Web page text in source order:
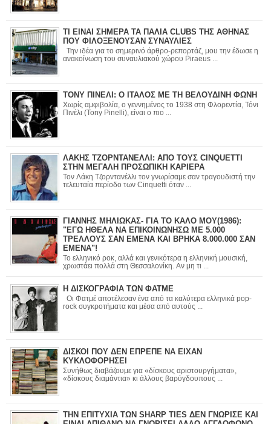
ΤΙ ΕΙΝΑΙ ΣΗΜΕΡΑ ΤΑ ΠΑΛΙΑ CLUBS ΤΗΣ ΑΘΗΝΑΣ
ΠΟΥ ΦΙΛΟΞΕΝΟΥΣΑΝ ΣΥΝΑΥΛΙΕΣ
Την ιδέα για το σημερινό άρθρο-ρεπορτάζ, μου την έδωσε η
ανακοίνωση του συναυλιακού χώρου Piraeus ...
ΤΟΝΥ ΠΙΝΕΛΙ: Ο ΙΤΑΛΟΣ ΜΕ ΤΗ ΒΕΛΟΥΔΙΝΗ ΦΩΝΗ
Χωρίς αμφιβολία, ο γεννημένος το 1938 στη Φλορεντία, Τόνι
Πινέλι (Tony Pinelli), είναι ο πιο ...
ΛΑΚΗΣ ΤΖΟΡΝΤΑΝΕΛΛΙ: ΑΠΟ ΤΟΥΣ CINQUETTI
ΣΤΗΝ ΜΕΓΑΛΗ ΠΡΟΣΩΠΙΚΗ ΚΑΡΙΕΡΑ
Τον Λάκη Τζορντανέλλι τον γνωρίσαμε σαν τραγουδιστή την
τελευταία περίοδο των Cinquetti όταν ...
ΓΙΑΝΝΗΣ ΜΗΛΙΩΚΑΣ- ΓΙΑ ΤΟ ΚΑΛΟ ΜΟΥ(1986):
"ΕΓΩ ΗΘΕΛΑ ΝΑ ΕΠΙΚΟΙΝΩΝΗΣΩ ΜΕ 5.000
ΤΡΕΛΛΟΥΣ ΣΑΝ ΕΜΕΝΑ ΚΑΙ ΒΡΗΚΑ 8.000.000 ΣΑΝ
ΕΜΕΝΑ"!
Το ελληνικό ροκ, αλλά και γενικότερα η ελληνική μουσική,
χρωστάει πολλά στη Θεσσαλονίκη. Αν μη τι ...
Η ΔΙΣΚΟΓΡΑΦΙΑ ΤΩΝ ΦΑΤΜΕ
Οι Φατμέ αποτέλεσαν ένα από τα καλύτερα ελληνικά pop-
rock συγκροτήματα και μέσα από αυτούς ...
ΔΙΣΚΟΙ ΠΟΥ ΔΕΝ ΕΠΡΕΠΕ ΝΑ ΕΙΧΑΝ
ΚΥΚΛΟΦΟΡΗΣΕΙ
Συνήθως διαβάζουμε για «δίσκους αριστουργήματα»,
«δίσκους διαμάντια» κι άλλους βαρύγδουπους ...
ΤΗΝ ΕΠΙΤΥΧΙΑ ΤΩΝ SHARP TIES ΔΕΝ ΓΝΩΡΙΣΕ ΚΑΙ